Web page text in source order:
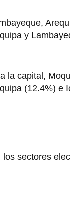
y
la capital,
(12.4%) e
sectores